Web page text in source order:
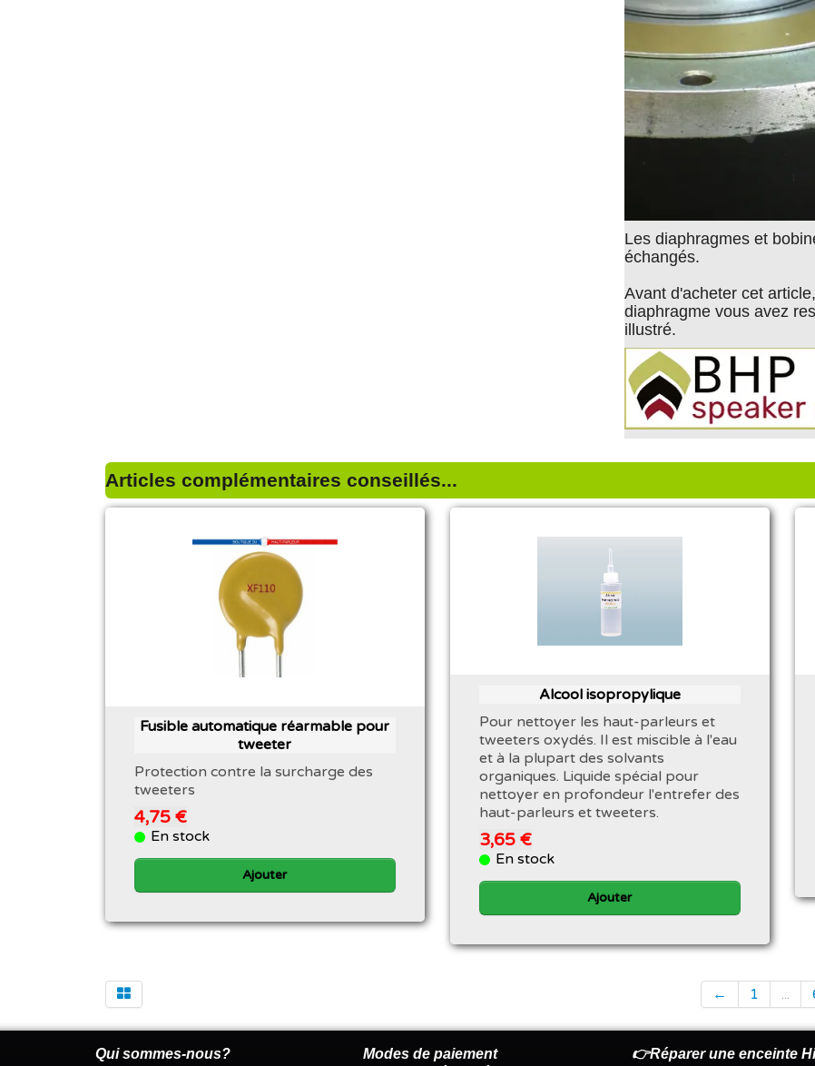
Les diaphragmes et
échangés.
Avant d'acheter cet
diaphragme vous avez
illustré.
Articles complémentaires conseillés...
Fusible automatique réarmable pour
tweeter
Protection contre la surcharge des
tweeters
4,75 €
En stock
Ajouter
Alcool isopropylique
Pour nettoyer les haut-parleurs et
tweeters oxydés. Il est miscible à l'eau
et à la plupart des solvants
organiques. Liquide spécial pour
nettoyer en profondeur l'entrefer des
haut-parleurs et tweeters.
3,65 €
En stock
Ajouter
← 1 ...
Qui sommes-nous?
Modes de paiement
👉Réparer une enceinte